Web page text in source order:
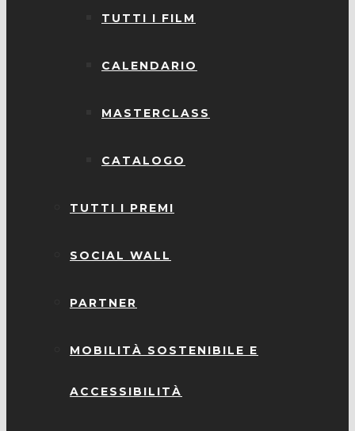
TUTTI I FILM
CALENDARIO
MASTERCLASS
CATALOGO
TUTTI I PREMI
SOCIAL WALL
PARTNER
MOBILITÀ SOSTENIBILE E
ACCESSIBILITÀ